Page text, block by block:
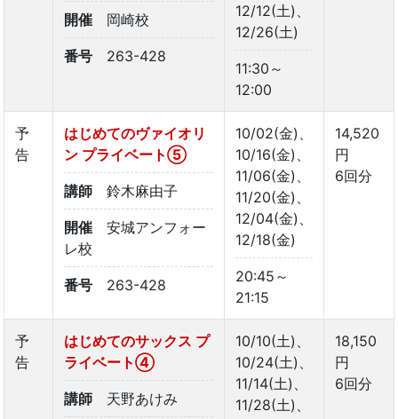
開催 岡崎校
番号 263-428
12/12(土)、
12/26(土)
11:30～
12:00
予
告
はじめてのヴァイオリ
ン プライベート➄
講師 鈴木麻由子
開催
安城アンフォー
レ校
番号 263-428
10/02(金)、
10/16(金)、
11/06(金)、
11/20(金)、
12/04(金)、
12/18(金)
20:45～
21:15
14,520
円
6回分
予
告
はじめてのサックス プ
ライベート④
講師 天野あけみ
10/10(土)、
10/24(土)、
11/14(土)、
11/28(土)、
18,150
円
6回分